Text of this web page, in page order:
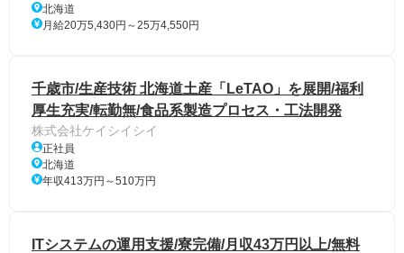
北海道
月給20万5,430円～25万4,550円
千歳市/生産技術 北海道土産「LeTAO」を展開/福利
厚生充実/転勤無/食品系製造プロセス・工法開発
株式会社ケイシイシイ
正社員
北海道
年収413万円～510万円
ITシステムの運用支援/寮完備/月収43万円以上/無料